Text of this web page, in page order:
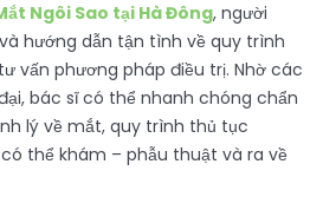
Ngôi Sao tại Hà Đông, người
hướng dẫn tận tình về quy trình
vấn phương pháp điều trị. Nhờ các
bác sĩ có thể nhanh chóng chẩn
lý về mắt, quy trình thủ tục
thể khám – phẫu thuật và ra về